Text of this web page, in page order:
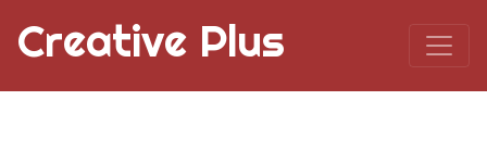
Creative Plus